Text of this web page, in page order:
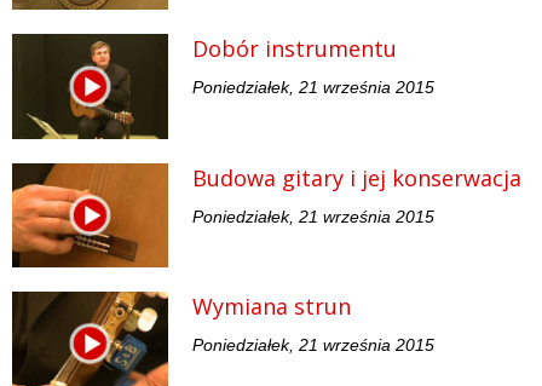
Dobór instrumentu
Poniedziałek, 21 września 2015
Budowa gitary i jej konserwacja
Poniedziałek, 21 września 2015
Wymiana strun
Poniedziałek, 21 września 2015